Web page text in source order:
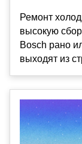
Ремонт
высокую
Bosch рано
выходят из